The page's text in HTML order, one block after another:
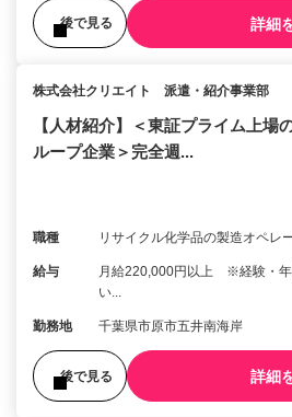
後で見る 詳細
株式会社クリエイト 派遣・紹介事業部
【人材紹介】＜東証プライム上場
ループ企業＞完全週...
職種 リサイクル化学品の製造オペレ
給与
月給220,000円以上 ※経験・年
い...
勤務地 千葉県市原市五井南海岸
後で見る 詳細